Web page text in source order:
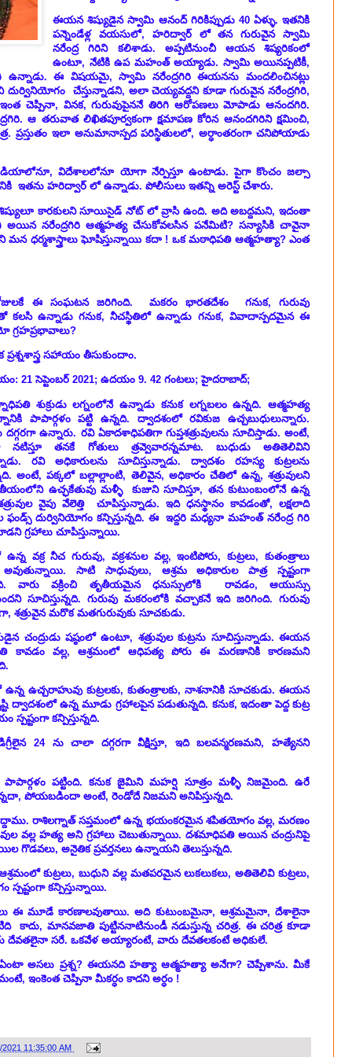
ఈయనశిష్యుడైన స్వామి ఆనంద్ గిరికిప్పుడు 40 ఏళ్ళు. ఇతనికి
పన్నెండేళ్ల వయసులో, హరిద్వార్ లో తన గురువైన స్వామి
నరేంద్ర గిరిని కలిశాడు. అప్పటినుంచీ ఆయన శిష్యరికంలో
ఉంటూ, నేటికి ఉప మహంత్ అయ్యాడు. స్వామి అయినప్పటికీ,
ఉన్నాడు. ఈ విషయమై, స్వామి నరేంద్రగిరి ఈయనను మందలించినట్లు
చేస్తున్నాడని, అలా చెయ్యవద్దని కూడా గురువైన నరేంద్రగిరి,
ఇంత చెప్పినా, వినక, గురువుపైననే తిరిగి ఆరోపణలు మోపాడు ఆనందగిరి.
ఆ తరువాత లిఖితపూర్వకంగా క్షమాపణ కోరిన ఆనందగిరిని క్షమించి,
ప్రస్తుతం ఇలా అనుమానాస్పద పరిస్థితులలో, అర్ధాంతరంగా చనిపోయాడు
విదేశాలలోనూ యోగా నేర్పిస్తూ ఉంటాడు. పైగా కొంచం జల్సా
హరిద్వార్ లో ఉన్నాడు. పోలీసులు ఇతన్ని అరెస్ట్ చేశారు.
కారకులని సూయిసైడ్ నోట్ లో వ్రాసి ఉంది. అది అబద్దమని, ఇదంతా
అయిన నరేంద్రగిరి ఆత్మహత్య చేసుకోవలసిన పనేమిటి? సన్యాసికి చావైనా
ధర్మశాస్త్రాలు ఘోషిస్తున్నాయి కదా ! ఒక మఠాధిపతి ఆత్మహత్యా? ఎంత
ఈ సంఘటన జరిగింది. మకరం భారతదేశం గనుక, గురువు
కలసి ఉన్నాడు గనుక, నీచస్థితిలో ఉన్నాడు గనుక, వివాదాస్పదమైన ఈ
గ్రహప్రభావాలు?
సహాయం తీసుకుందాం.
21 సెప్టెంబర్ 2021; ఉదయం 9. 42 గంటలు; హైదరాబాద్;
శుక్రుడు లగ్నంలోనే ఉన్నాడు కనుక లగ్నబలం ఉన్నది. ఆత్మహత్య
పాపార్గళం పట్టి ఉన్నది. ద్వాదశంలో రవికుజ ఉచ్చబుధులున్నారు.
దగ్గరగా ఉన్నారు. రవి ఏకాదశాధిపతిగా గుప్తశత్రువులను సూచిస్తాడు. అంటే,
నటిస్తూ తనకే గోతులు త్రవ్వెవారన్నమాట. బుధుడు అతితెలివిని
రవి అధికారులను సూచిస్తున్నాడు. ద్వాదశం రహస్య కుట్రలను
అంటే, పక్కలో బల్లాల్లాంటి, తెలివైన, అధికారం చేతిలో ఉన్న, శత్రువులని
ఉచ్ఛకేతువు మళ్ళీ కుజుని సూచిస్తూ, తన కుటుంబంలోనే ఉన్న
వైపు వేలెత్తి చూపిస్తున్నాడు. ఇది ధనస్థానం కావడంతో, లక్షలాది
దుర్వినియోగం కన్పిస్తున్నది. ఈ ఇద్దరి మధ్యనా మహంత్ నరేంద్ర గిరి
గ్రహాలు చూపిస్తున్నాయి.
ఉన్న వక్ర నీచ గురువు, వక్రశనుల వల్ల, ఇంటిపోరు, కుట్రలు, కుతంత్రాలు
సాటి సాధువులు, ఆశ్రమ అధికారుల పాత్ర స్పష్టంగా
వారు వక్రించి తృతీయమైన ధనుస్సులోకి రావడం, ఆయుస్సు
సూచిస్తున్నది. గురువు మకరంలోకి వచ్చాకనే ఇది జరిగింది. గురువు
శత్రువైన మరొక మతగురువుకు సూచకుడు.
చంద్రుడు షష్ఠంలో ఉంటూ, శత్రువుల కుట్రను సూచిస్తున్నాడు. ఈయన
కావడం వల్ల, ఆశ్రమంలో ఆధిపత్య పోరు ఈ మరణానికి కారణమని
ఉచ్చరాహువు కుట్రలకు, కుతంత్రాలకు, నాశనానికి సూచకుడు. ఈయన
ద్వాదశంలో ఉన్న మూడు గ్రహాలపైన పడుతున్నది. కనుక, ఇదంతా పెద్ద కుట్ర
స్పష్టంగా కన్పిస్తున్నది.
24 ను చాలా దగ్గరగా వీక్షిస్తూ, ఇది బలవన్మరణమని, హత్యేనని
పట్టింది. కనుక జైమిని మహర్షి సూత్రం మళ్ళీ నిజమైంది. ఉరే
పోయబడిందా అంటే, రెండోదే నిజమని అనిపిస్తున్నది.
రాశిలగ్నాత్ సప్తమంలో ఉన్న భయంకరమైన శపితయోగం వల్ల, మరణం
వల్ల హత్య అని గ్రహాలు చెబుతున్నాయి. దశమాధిపతి అయిన చంద్రునిపై
గొడవలు, అనైతిక ప్రవర్తనలు ఉన్నాయని తెలుస్తున్నది.
కుట్రలు, బుధుని వల్ల మతపరమైన లుకలుకలు, అతితెలివి కుట్రలు,
స్పష్టంగా కన్పిస్తున్నాయి.
ఈ మూడే కారణాలవుతాయి. అది కుటుంబమైనా, ఆశ్రమమైనా, దేశాలైనా
మానవజాతి పుట్టిననాటినుండీ నడుస్తున్న చరిత్ర. ఈ చరిత్ర కూడా
దేవతలైనా సరే. ఒకవేళ అయ్యారంటే, వారు దేవతలకంటే అధికులే.
ఏంటా అసలు ప్రశ్న? ఈయనది హత్యా ఆత్మహత్యా అనేగా? చెప్పేశాను. మీకే
ఇంకెంత చెప్పినా మీకర్ధం కాదని అర్ధం !
2021 11:35:00 AM